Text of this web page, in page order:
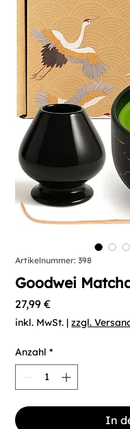
Artikelnummer: 398
Goodwei
27,99 €Preis
inkl. MwSt. |zzgl.
Anzahl *
In